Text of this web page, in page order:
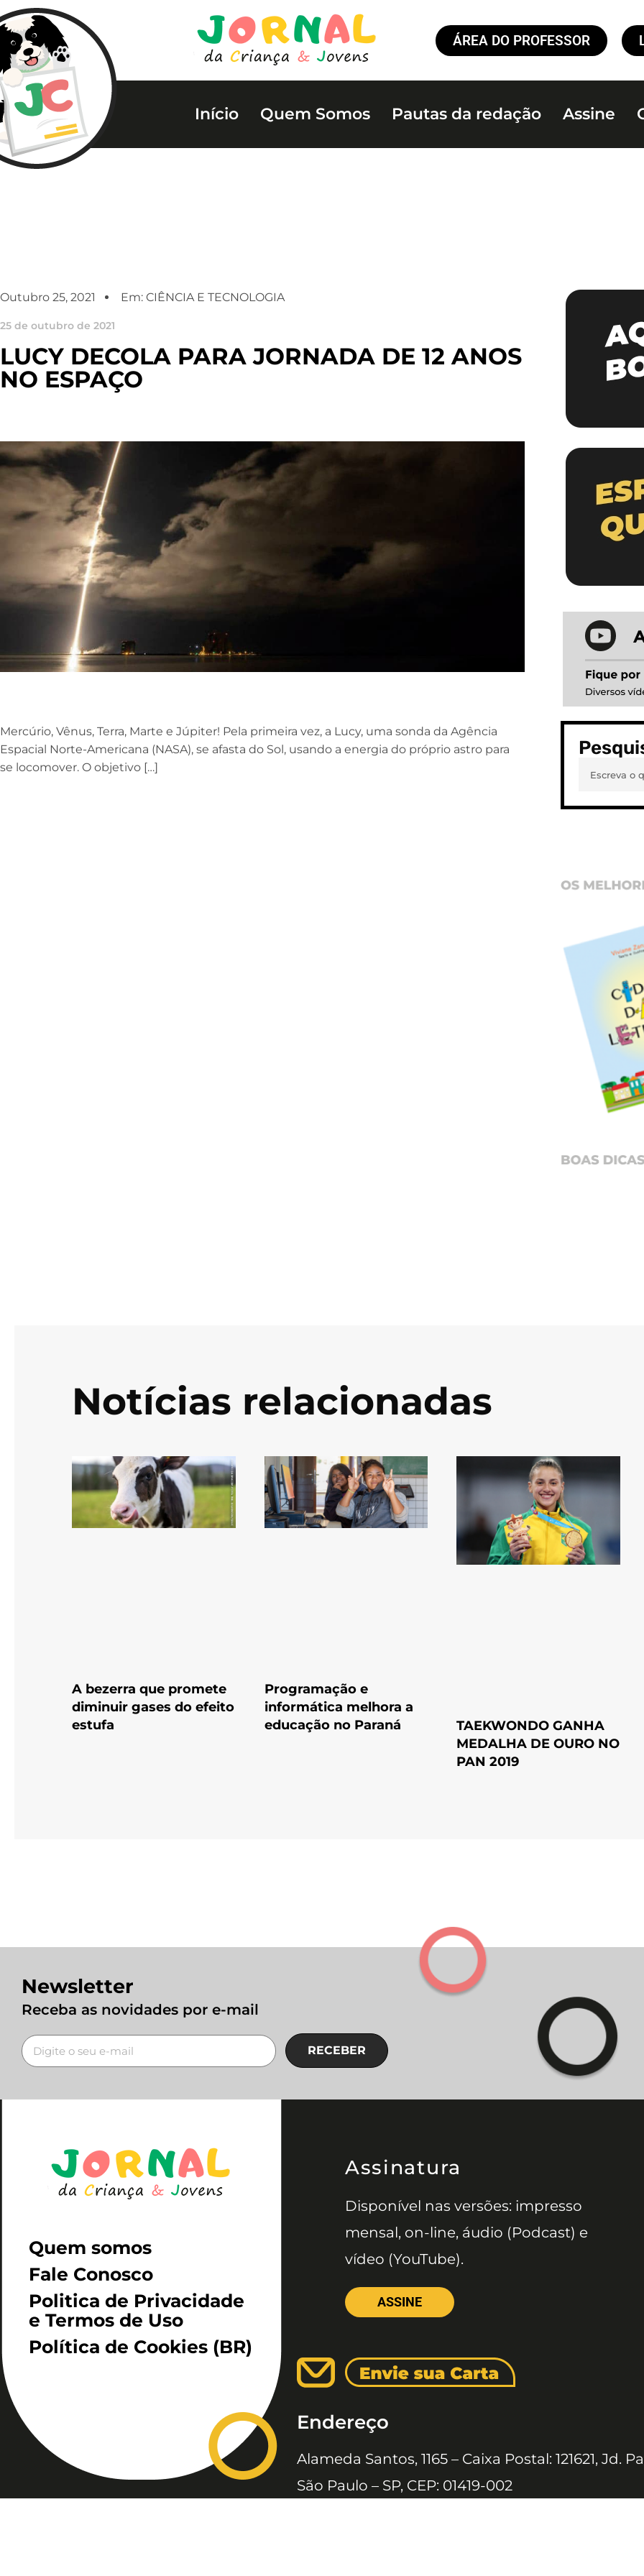
ÁREA DO PROFESSOR
Início Quem Somos Pautas da redação Assine
Outubro 25, 2021 Em: CIÊNCIA E TECNOLOGIA
25 de outubro de 2021
LUCY DECOLA PARA JORNADA DE 12 ANOS
NO ESPAÇO
Mercúrio, Vênus, Terra, Marte e Júpiter! Pela primeira vez, a Lucy, uma sonda da Agência
Espacial Norte-Americana (NASA), se afasta do Sol, usando a energia do próprio astro para
se locomover. O objetivo […]
Notícias relacionadas
A bezerra que promete
diminuir gases do efeito
estufa
Programação e
informática melhora a
educação no Paraná
TAEKWONDO GANHA
MEDALHA DE OURO NO
PAN 2019
Newsletter
Receba as novidades por e-mail
RECEBER
Quem somos
Fale Conosco
Politica de Privacidade
e Termos de Uso
Política de Cookies (BR)
Assinatura
Disponível nas versões: impresso
mensal, on-line, áudio (Podcast) e
vídeo (YouTube).
ASSINE
Endereço
Alameda Santos, 1165 – Caixa Postal: 121621, Jd.
São Paulo – SP, CEP: 01419-002